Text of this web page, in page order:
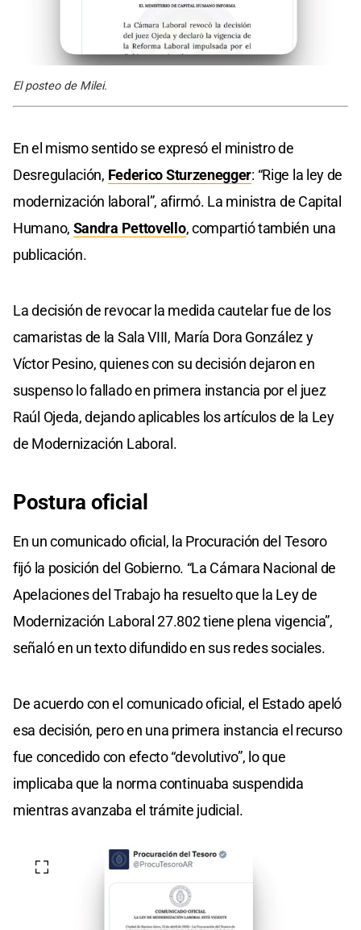
El posteo de Milei.
En el mismo sentido se expresó el ministro de
Desregulación, Federico Sturzenegger: “Rige la ley de
modernización laboral”, afirmó. La ministra de Capital
Humano, Sandra Pettovello, compartió también una
publicación.
La decisión de revocar la medida cautelar fue de los
camaristas de la Sala VIII, María Dora González y
Víctor Pesino, quienes con su decisión dejaron en
suspenso lo fallado en primera instancia por el juez
Raúl Ojeda, dejando aplicables los artículos de la Ley
de Modernización Laboral.
Postura oficial
En un comunicado oficial, la Procuración del Tesoro
fijó la posición del Gobierno. “La Cámara Nacional de
Apelaciones del Trabajo ha resuelto que la Ley de
Modernización Laboral 27.802 tiene plena vigencia”,
señaló en un texto difundido en sus redes sociales.
De acuerdo con el comunicado oficial, el Estado apeló
esa decisión, pero en una primera instancia el recurso
fue concedido con efecto “devolutivo”, lo que
implicaba que la norma continuaba suspendida
mientras avanzaba el trámite judicial.